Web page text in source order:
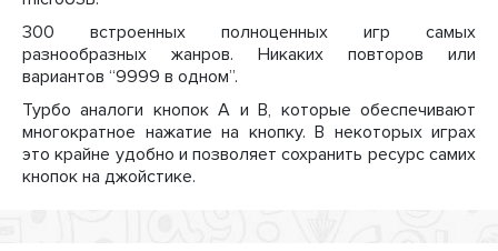
300 встроенных полноценных игр самых
разнообразных жанров. Никаких повторов или
вариантов “9999 в одном”.
Турбо аналоги кнопок A и B, которые обеспечивают
многократное нажатие на кнопку. В некоторых играх
это крайне удобно и позволяет сохранить ресурс самих
кнопок на джойстике.